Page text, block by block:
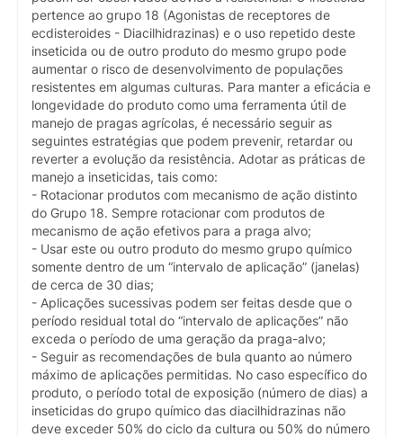
pertence ao grupo 18 (Agonistas de receptores de
ecdisteroides - Diacilhidrazinas) e o uso repetido deste
inseticida ou de outro produto do mesmo grupo pode
aumentar o risco de desenvolvimento de populações
resistentes em algumas culturas. Para manter a eficácia e
longevidade do produto como uma ferramenta útil de
manejo de pragas agrícolas, é necessário seguir as
seguintes estratégias que podem prevenir, retardar ou
reverter a evolução da resistência. Adotar as práticas de
manejo a inseticidas, tais como:
- Rotacionar produtos com mecanismo de ação distinto
do Grupo 18. Sempre rotacionar com produtos de
mecanismo de ação efetivos para a praga alvo;
- Usar este ou outro produto do mesmo grupo químico
somente dentro de um “intervalo de aplicação” (janelas)
de cerca de 30 dias;
- Aplicações sucessivas podem ser feitas desde que o
período residual total do “intervalo de aplicações” não
exceda o período de uma geração da praga-alvo;
- Seguir as recomendações de bula quanto ao número
máximo de aplicações permitidas. No caso específico do
produto, o período total de exposição (número de dias) a
inseticidas do grupo químico das diacilhidrazinas não
deve exceder 50% do ciclo da cultura ou 50% do número